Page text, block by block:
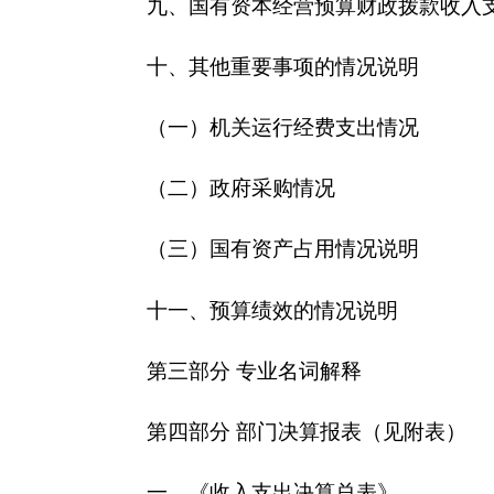
十一、预算绩效的情况说明
第三部分 专业名词解释
第四部分 部门决算报表（见附表）
三、《支出决算表》
四、《财政拨款收入支出决算总表》
五、《一般公共预算财政拨款支出决算表》
六、《一般公共预算财政拨款基本支出决算表》